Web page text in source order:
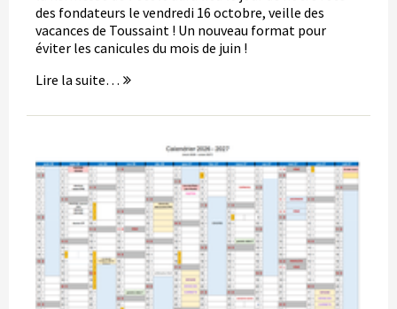
des fondateurs le vendredi 16 octobre, veille des
vacances de Toussaint ! Un nouveau format pour
éviter les canicules du mois de juin !
Lire la suite…